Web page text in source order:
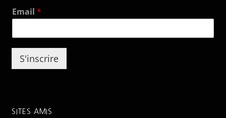
E
m
i
l
Email*
S'inscrire
SITES AMIS